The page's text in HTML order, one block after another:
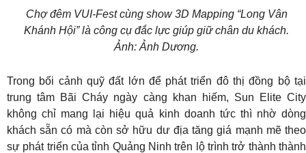
Chợ đêm VUI-Fest cùng show 3D Mapping “Long Vân
Khánh Hội” là công cụ đắc lực giúp giữ chân du khách.
Ảnh: Ảnh Dương.
Trong bối cảnh quỹ đất lớn để phát triển đô thị đồng bộ tại
trung tâm Bãi Cháy ngày càng khan hiếm, Sun Elite City
không chỉ mang lại hiệu quả kinh doanh tức thì nhờ dòng
khách sẵn có mà còn sở hữu dư địa tăng giá mạnh mẽ theo
sự phát triển của tỉnh Quảng Ninh trên lộ trình trở thành thành